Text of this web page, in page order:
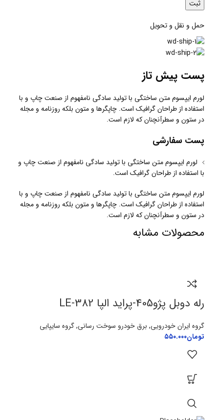
حمل و نقل و تحویل
پست پیش تاز
لورم ایپسوم متن ساختگی با تولید سادگی نامفهوم از صنعت چاپ و با
استفاده از طراحان گرافیک است. چاپگرها و متون بلکه روزنامه و مجله
در ستون و سطرآنچنان که لازم است.
پست سفارشی
لورم ایپسوم متن ساختگی با تولید سادگی نامفهوم از صنعت چاپ و
با استفاده از طراحان گرافیک است.
لورم ایپسوم متن ساختگی با تولید سادگی نامفهوم از صنعت چاپ و با
استفاده از طراحان گرافیک است. چاپگرها و متون بلکه روزنامه و مجله
در ستون و سطرآنچنان که لازم است.
محصولات مشابه
رله دوبل پژو405-پراید الپا LE-382
گروه ایران خودرویی, برق خودرو سوخت رسانی,گروه سایپایی
تومان۵۵۰.۰۰۰